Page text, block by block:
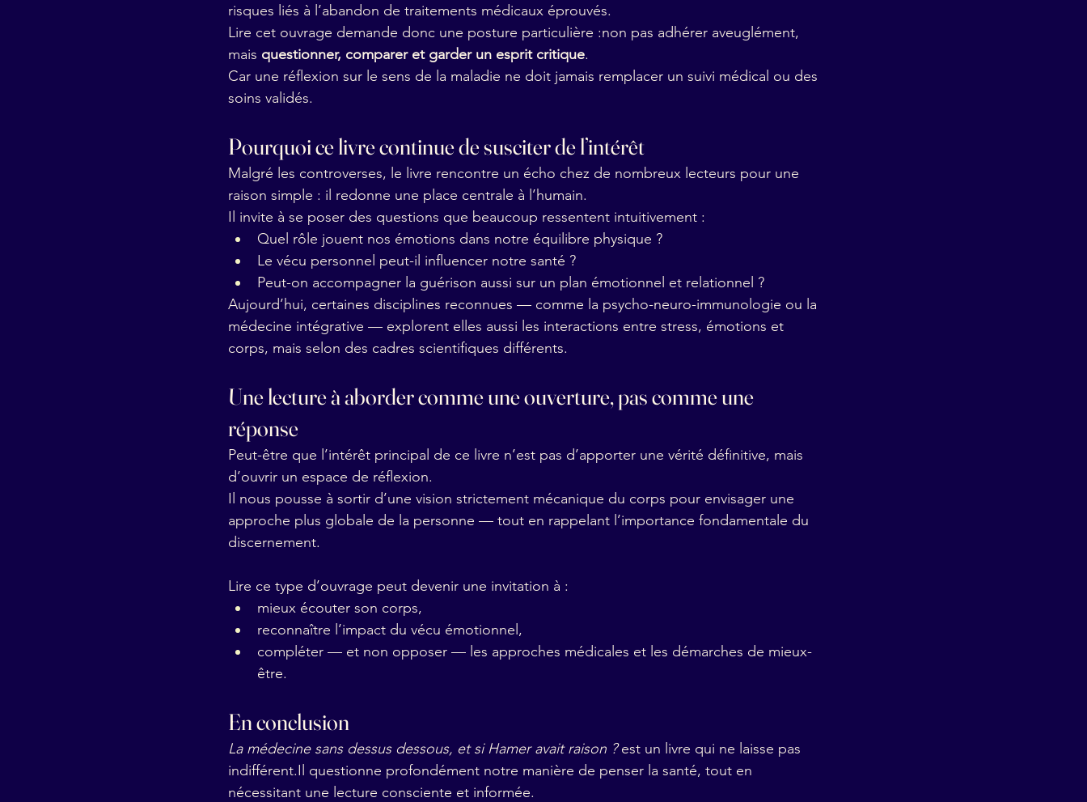
risques liés à l’abandon de traitements médicaux éprouvés.
Lire cet ouvrage demande donc une posture particulière :non pas adhérer aveuglément,
mais questionner, comparer et garder un esprit critique.
Car une réflexion sur le sens de la maladie ne doit jamais remplacer un suivi médical ou des
soins validés.
Pourquoi ce livre continue de susciter de l’intérêt
Malgré les controverses, le livre rencontre un écho chez de nombreux lecteurs pour une
raison simple : il redonne une place centrale à l’humain.
Il invite à se poser des questions que beaucoup ressentent intuitivement :
Quel rôle jouent nos émotions dans notre équilibre physique ?
Le vécu personnel peut-il influencer notre santé ?
Peut-on accompagner la guérison aussi sur un plan émotionnel et relationnel ?
Aujourd’hui, certaines disciplines reconnues — comme la psycho-neuro-immunologie ou la
médecine intégrative — explorent elles aussi les interactions entre stress, émotions et
corps, mais selon des cadres scientifiques différents.
Une lecture à aborder comme une ouverture, pas comme une
réponse
Peut-être que l’intérêt principal de ce livre n’est pas d’apporter une vérité définitive, mais
d’ouvrir un espace de réflexion.
Il nous pousse à sortir d’une vision strictement mécanique du corps pour envisager une
approche plus globale de la personne — tout en rappelant l’importance fondamentale du
discernement.
Lire ce type d’ouvrage peut devenir une invitation à :
mieux écouter son corps,
reconnaître l’impact du vécu émotionnel,
compléter — et non opposer — les approches médicales et les démarches de mieux-
être.
En conclusion
La médecine sans dessus dessous, et si Hamer avait raison ? est un livre qui ne laisse pas
indifférent.Il questionne profondément notre manière de penser la santé, tout en
nécessitant une lecture consciente et informée.